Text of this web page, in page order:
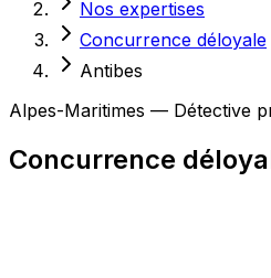
Nos expertises
Concurrence déloyale
Antibes
Alpes-Maritimes — Détective
Concurrence